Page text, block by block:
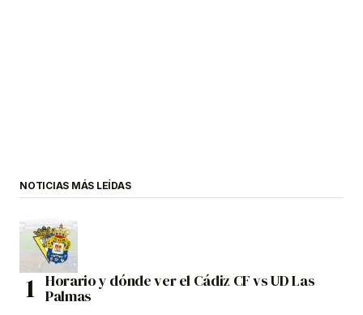
NOTICIAS MÁS LEÍDAS
Horario y dónde ver el Cádiz CF vs UD Las
Palmas